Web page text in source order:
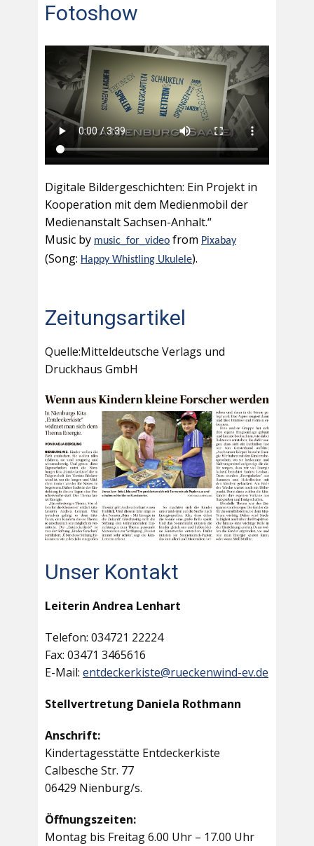
Fotoshow
Digitale Bildergeschichten: Ein Projekt in
Kooperation mit dem Medienmobil der
Medienanstalt Sachsen-Anhalt.“
Music by music_for_video from Pixabay
(Song: Happy Whistling Ukulele).
Zeitungsartikel
Quelle:Mitteldeutsche Verlags und
Druckhaus GmbH
Unser Kontakt
Leiterin Andrea Lenhart
Telefon: 034721 22224
Fax: 03471 3465616
E-Mail: entdeckerkiste@rueckenwind-ev.de
Stellvertretung Daniela Rothmann
Anschrift:
Kindertagesstätte Entdeckerkiste
Calbesche Str. 77
06429 Nienburg/s.
Öffnungszeiten:
Montag bis Freitag 6.00 Uhr – 17.00 Uhr